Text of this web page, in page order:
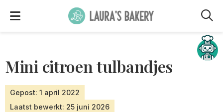
Mini citroen tulbandjes
Gepost: 1 april 2022
Laatst bewerkt: 25 juni 2026